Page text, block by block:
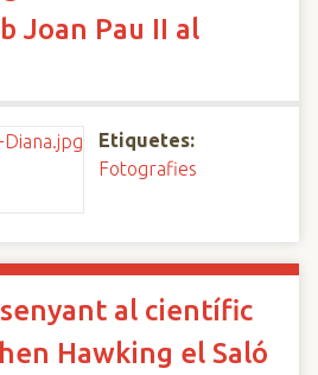
Joan Pau II al
Etiquetes:
Fotografies
al científic
Hawking el Saló